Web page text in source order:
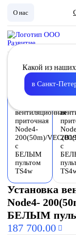
О нас
Какой из
в Санкт-
Установка
Node4-
БЕЛЫМ
187 700.00